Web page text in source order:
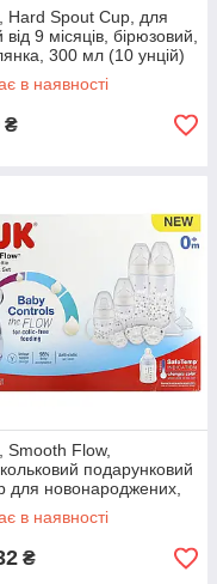
Hard Spout Cup, для
від 9 місяців, бірюзовий,
300 мл (10 унцій)
в наявності
₴
Smooth Flow,
подарунковий
для новонароджених,
від 0 місяців, 11 шт.
в наявності
₴